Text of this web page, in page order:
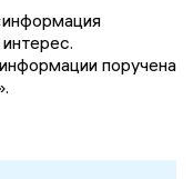
поручена